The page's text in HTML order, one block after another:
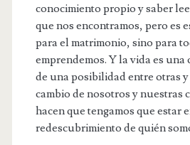
conocimiento propio y saber
que nos encontramos, pero es
para el matrimonio, sino para
emprendemos. Y la vida es
de una posibilidad entre otras
cambio de nosotros y nuestras
hacen que tengamos que estar
redescubrimiento de quién